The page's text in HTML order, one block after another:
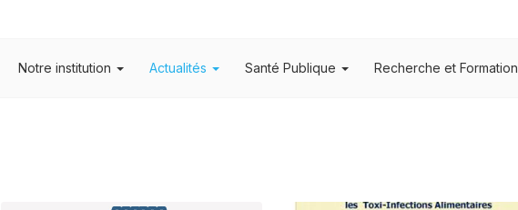
Notre institution Actualités Santé Publique Recherche et Formation